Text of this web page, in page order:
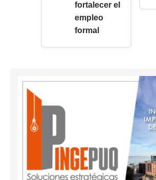
fortalecer el
empleo
formal